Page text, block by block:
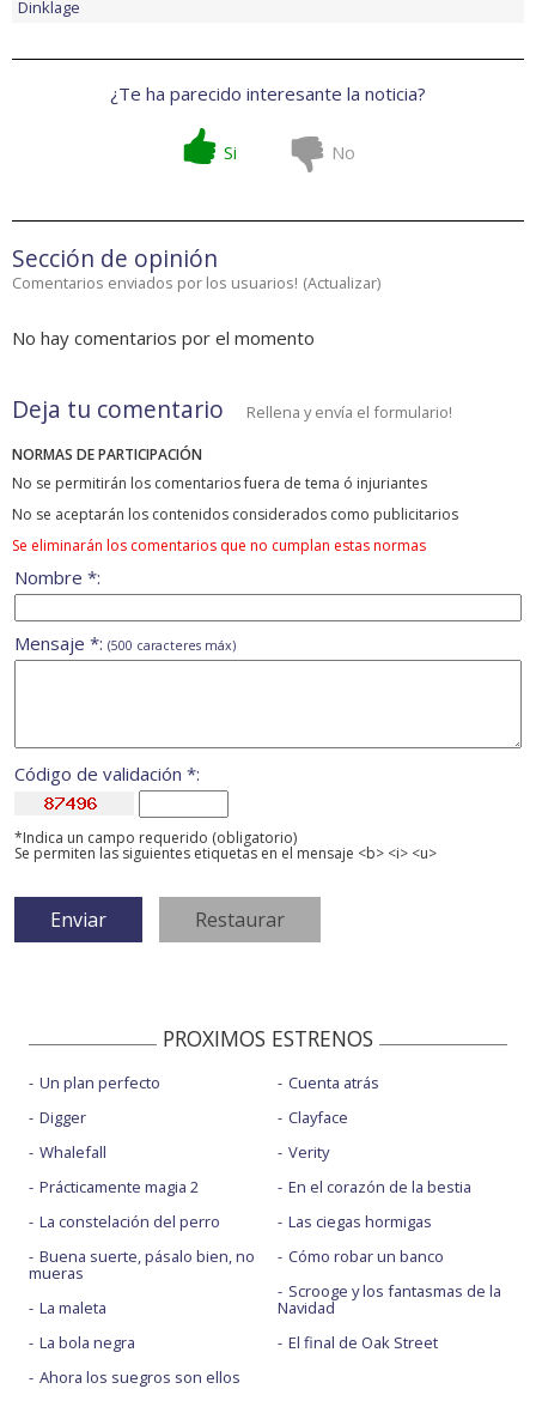
Dinklage
¿Te ha parecido interesante la noticia?
Si No
Sección de opinión
Comentarios enviados por los usuarios! (Actualizar)
No hay comentarios por el momento
Deja tu comentario Rellena y envía el formulario!
NORMAS DE PARTICIPACIÓN
No se permitirán los comentarios fuera de tema ó injuriantes
No se aceptarán los contenidos considerados como publicitarios
Se eliminarán los comentarios que no cumplan estas normas
Nombre *:
Mensaje *: (500 caracteres máx)
Código de validación *:
*Indica un campo requerido (obligatorio)
Se permiten las siguientes etiquetas en el mensaje <b> <i> <u>
PROXIMOS ESTRENOS
Un plan perfecto
Digger
Whalefall
Prácticamente magia 2
La constelación del perro
Buena suerte, pásalo bien, no
mueras
La maleta
La bola negra
Ahora los suegros son ellos
Cuenta atrás
Clayface
Verity
En el corazón de la bestia
Las ciegas hormigas
Cómo robar un banco
Scrooge y los fantasmas de la
Navidad
El final de Oak Street